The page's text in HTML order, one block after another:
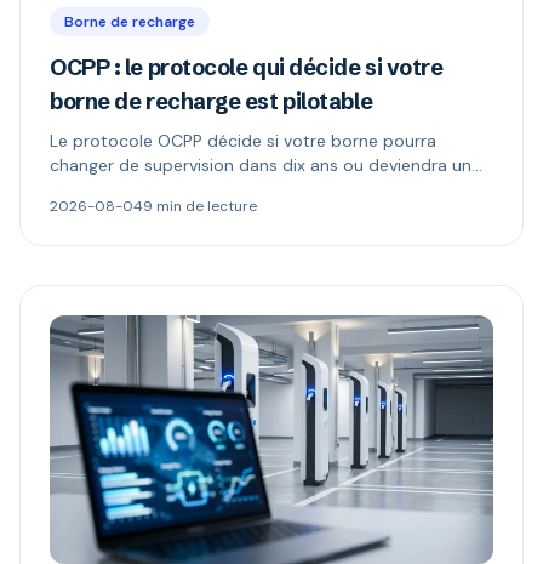
Borne de recharge
OCPP : le protocole qui décide si votre
borne de recharge est pilotable
Le protocole OCPP décide si votre borne pourra
changer de supervision dans dix ans ou deviendra un
versions 1.6 et 2.0.1, et comment repérer une borne «
2026-08-049 min de lecture